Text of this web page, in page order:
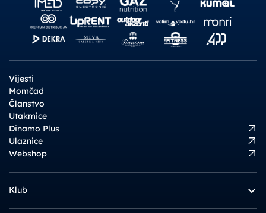
Vijesti
Momčad
Članstvo
Utakmice
Dinamo Plus
Ulaznice
Webshop
Klub